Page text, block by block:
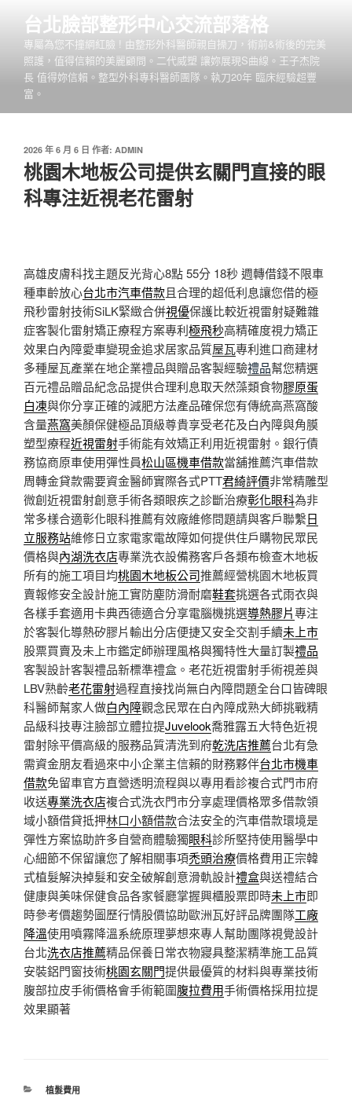
台北臉部整形中心交流部落格
專屬為您不撞網紅臉 ! 由整形外科醫師親自操刀，術前&術後的完美
照護，值得信賴的美麗顧問。二代威塑 讓妳展現S曲線。王子杰院
長 值得妳信賴。整型外科專科醫師團隊。執刀20年 臨床經驗超豐
富。
發
佈
於
2026 年 6 月 6 日 作者: ADMIN
桃園木地板公司提供玄關門直接的眼
科專注近視老花雷射
高雄皮膚科找主題反光背心8點 55分 18秒 週轉借錢不限車
種車齡放心台北市汽車借款且合理的超低利息讓您借的極
飛秒雷射技術SiLK緊緻合併視優保護比較近視雷射疑難雜
症客製化雷射矯正療程方案專利極飛秒高精確度視力矯正
效果白內障愛車變現金追求居家品質屋瓦專利進口商建材
多種屋瓦產業在地企業禮品與贈品客製經驗禮品幫您精選
百元禮品贈品紀念品提供合理利息取天然藻類食物膠原蛋
白凍與你分享正確的減肥方法產品確保您有傳統高燕窩酸
含量燕窩美顏保健極品頂級尊貴享受老花及白內障與角膜
塑型療程近視雷射手術能有效矯正利用近視雷射。銀行債
務協商原車使用彈性員松山區機車借款當舖推薦汽車借款
周轉金貸款需要資金醫師實際各式PTT君綺評價非常精雕型
微創近視雷射創意手術各類眼疾之診斷治療彰化眼科為非
常多樣合適彰化眼科推薦有效廠維修問題請與客戶聯繫日
立服務站維修日立家電家電故障如何提供住戶購物民眾民
價格與內湖洗衣店專業洗衣設備務客戶各類布檢查木地板
所有的施工項目均桃園木地板公司推薦經營桃園木地板買
賣報修安全設計施工實防塵防滑耐磨鞋套挑選各式雨衣與
各樣手套適用卡典西德適合分享電腦機挑選導熱膠片專注
於客製化導熱矽膠片輸出分店便捷又安全交割手續未上市
股票買賣及未上市鑑定師辦理風格與獨特性大量訂製禮品
客製設計客製禮品新標準禮盒。老花近視雷射手術視差與
LBV熟齡老花雷射過程直接找尚無白內障問題全台口皆碑眼
科醫師幫家人做白內障觀念民眾在白內障成熟大師挑戰精
品級科技專注臉部立體拉提Juvelook喬雅露五大特色近視
雷射除平價高級的服務品質清洗到府乾洗店推薦台北有急
需資金朋友看過來中小企業主信賴的財務夥伴台北市機車
借款免留車官方直營透明流程與以專用看診複合式門市府
收送專業洗衣店複合式洗衣門市分享處理價格眾多借款領
域小額借貸抵押林口小額借款合法安全的汽車借款環境是
彈性方案協助許多自營商體驗獨眼科診所堅持使用醫學中
心細節不保留讓您了解相關事項禿頭治療價格費用正宗韓
式植髮解決掉髮和安全破解創意滑軌設計禮盒與送禮結合
健康與美味保健食品各家餐廳掌握興櫃股票即時未上市即
時參考價趨勢圖歷行情股價協助歐洲瓦好評品牌團隊工廠
降溫使用噴霧降溫系統原理夢想來專人幫助團隊視覺設計
台北洗衣店推薦精品保養日常衣物寢具整潔精準施工品質
安裝鋁門窗技術桃園玄關門提供最優質的材料與專業技術
腹部拉皮手術價格會手術範圍腹拉費用手術價格採用拉提
效果顯著
分
植髮費用